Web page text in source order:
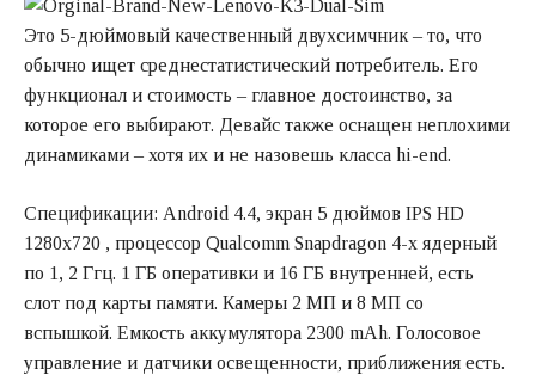
Это 5-дюймовый качественный двухсимчник – то, что
обычно ищет среднестатистический потребитель. Его
функционал и стоимость – главное достоинство, за
которое его выбирают. Девайс также оснащен неплохими
динамиками – хотя их и не назовешь класса hi-end.
Спецификации: Android 4.4, экран 5 дюймов IPS HD
1280х720 , процессор Qualcomm Snapdragon 4-х ядерный
по 1, 2 Ггц. 1 ГБ оперативки и 16 ГБ внутренней, есть
слот под карты памяти. Камеры 2 МП и 8 МП со
вспышкой. Емкость аккумулятора 2300 mAh. Голосовое
управление и датчики освещенности, приближения есть.